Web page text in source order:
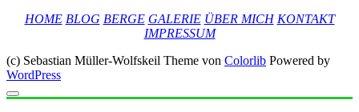
HOME BLOG BERGE GALERIE ÜBER MICH KONTAKT
IMPRESSUM
(c) Sebastian Müller-Wolfskeil Theme von Colorlib Powered by
WordPress